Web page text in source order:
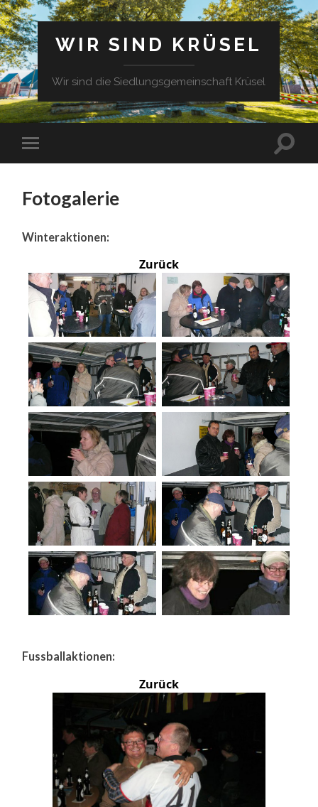
WIR SIND KRÜSEL
Wir sind die Siedlungsgemeinschaft Krüsel
Fotogalerie
Winteraktionen:
Zurück
Fussballaktionen:
Zurück